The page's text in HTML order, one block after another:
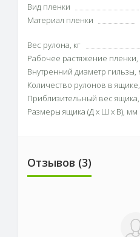
Вид пленки
Материал пленки
Вес рулона, кг
Рабочее растяжение пленки,
Внутренний диаметр гильзы,
Количество рулонов в
Приблизительный вес ящика,
Размеры ящика (Д х Ш х В), мм
Отзывов (3)